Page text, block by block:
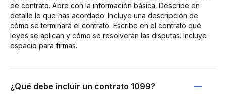
de contrato. Abre con la información básica. Describe en
detalle lo que has acordado. Incluye una descripción de
cómo se terminará el contrato. Escribe en el contrato qué
leyes se aplican y cómo se resolverán las disputas. Incluye
espacio para firmas.
¿Qué debe incluir un contrato 1099?